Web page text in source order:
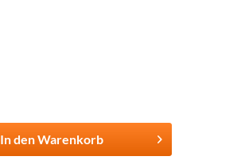
In denWarenkorb